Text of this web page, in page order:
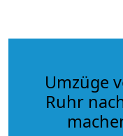
Umzüge
Ruhr